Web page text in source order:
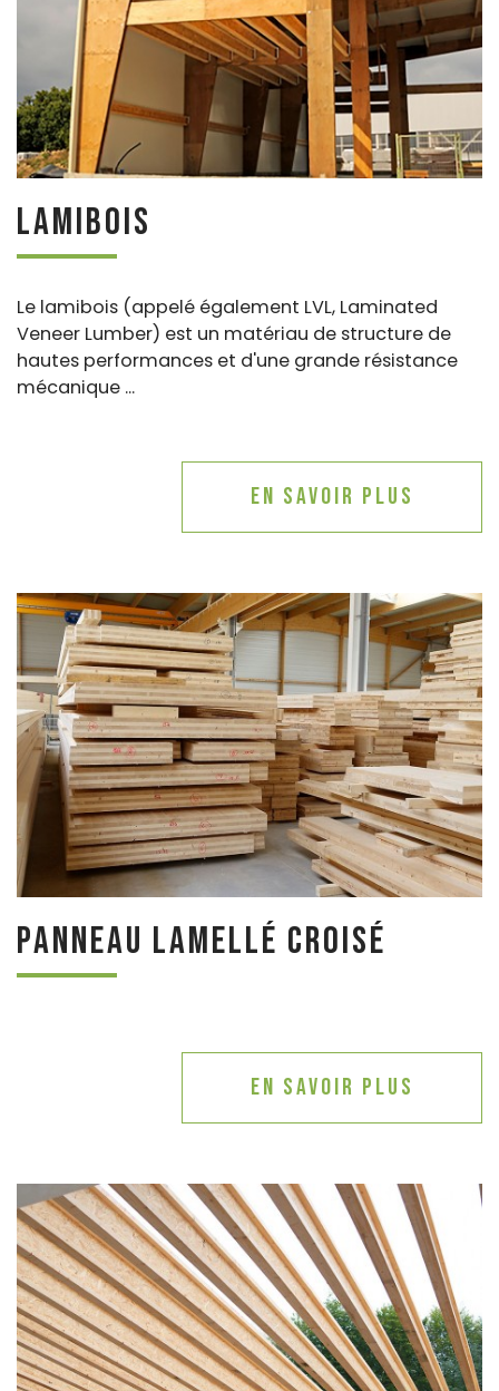
Lamibois
Le lamibois (appelé également LVL, Laminated
Veneer Lumber) est un matériau de structure de
hautes performances et d'une grande résistance
mécanique ...
En savoir plus
Panneau lamellé croisé
En savoir plus